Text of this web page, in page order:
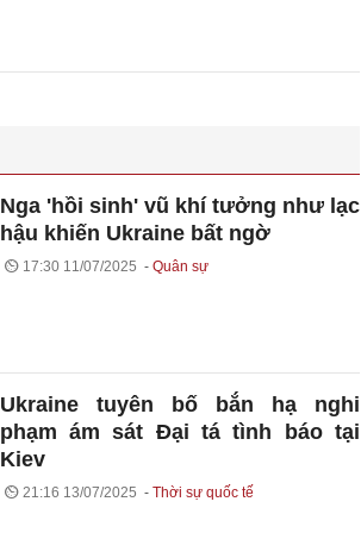
Nga 'hồi sinh' vũ khí tưởng như lạc
hậu khiến Ukraine bất ngờ
17:30 11/07/2025 Quân sự
Ukraine tuyên bố bắn hạ nghi
phạm ám sát Đại tá tình báo tại
Kiev
21:16 13/07/2025 Thời sự quốc tế